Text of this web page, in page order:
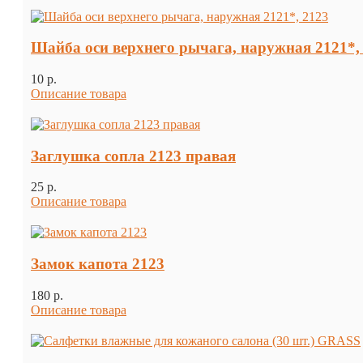
Шайба оси верхнего рычага, наружная 2121*,
10 p.
Описание товара
Заглушка сопла 2123 правая
25 p.
Описание товара
Замок капота 2123
180 p.
Описание товара